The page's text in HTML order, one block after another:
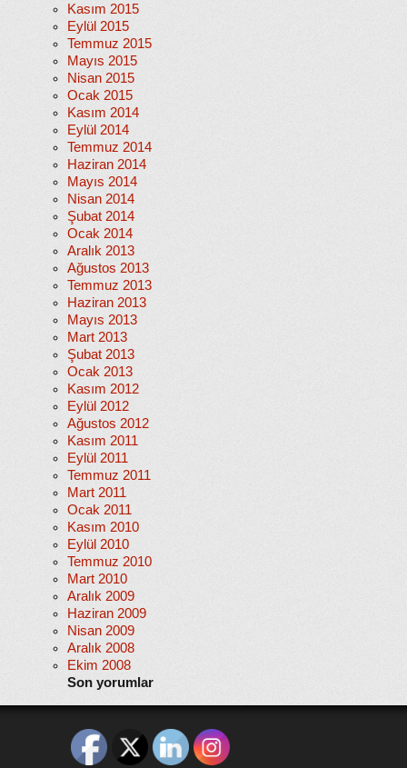
Kasım 2015
Eylül 2015
Temmuz 2015
Mayıs 2015
Nisan 2015
Ocak 2015
Kasım 2014
Eylül 2014
Temmuz 2014
Haziran 2014
Mayıs 2014
Nisan 2014
Şubat 2014
Ocak 2014
Aralık 2013
Ağustos 2013
Temmuz 2013
Haziran 2013
Mayıs 2013
Mart 2013
Şubat 2013
Ocak 2013
Kasım 2012
Eylül 2012
Ağustos 2012
Kasım 2011
Eylül 2011
Temmuz 2011
Mart 2011
Ocak 2011
Kasım 2010
Eylül 2010
Temmuz 2010
Mart 2010
Aralık 2009
Haziran 2009
Nisan 2009
Aralık 2008
Ekim 2008
Son yorumlar